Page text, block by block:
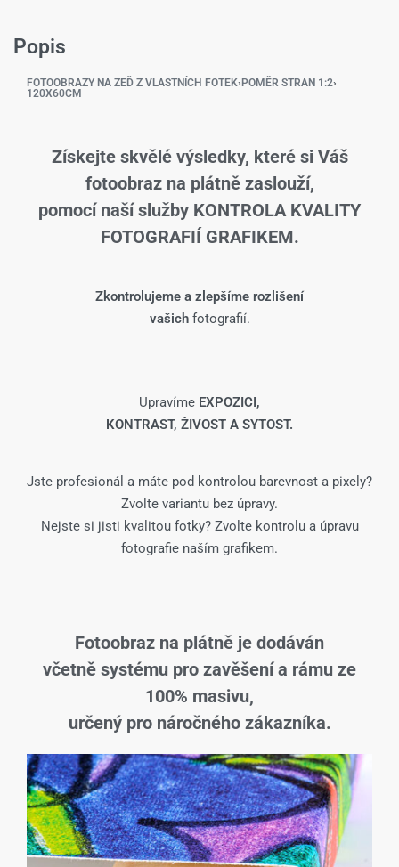
Popis
FOTOOBRAZY NA ZEĎ Z VLASTNÍCH FOTEK› POMĚR STRAN 1:2›
120X60CM
Získejte skvělé výsledky, které si Váš
fotoobraz na plátně zaslouží,
pomocí naší služby KONTROLA KVALITY
FOTOGRAFIÍ GRAFIKEM.
Zkontrolujeme a zlepšíme rozlišení
vašich fotografií.
Upravíme EXPOZICI,
KONTRAST, ŽIVOST A SYTOST.
Jste profesionál a máte pod kontrolou barevnost a pixely?
Zvolte variantu bez úpravy.
Nejste si jisti kvalitou fotky? Zvolte kontrolu a úpravu
fotografie naším grafikem.
Fotoobraz na plátně je dodáván
včetně systému pro zavěšení a rámu ze
100% masivu,
určený pro náročného zákazníka.